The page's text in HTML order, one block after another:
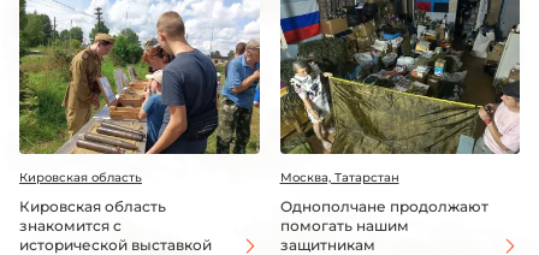
Кировская область
Кировская область
знакомится с
исторической выставкой
Москва, Татарстан
Однополчане продолжают
помогать нашим
защитникам